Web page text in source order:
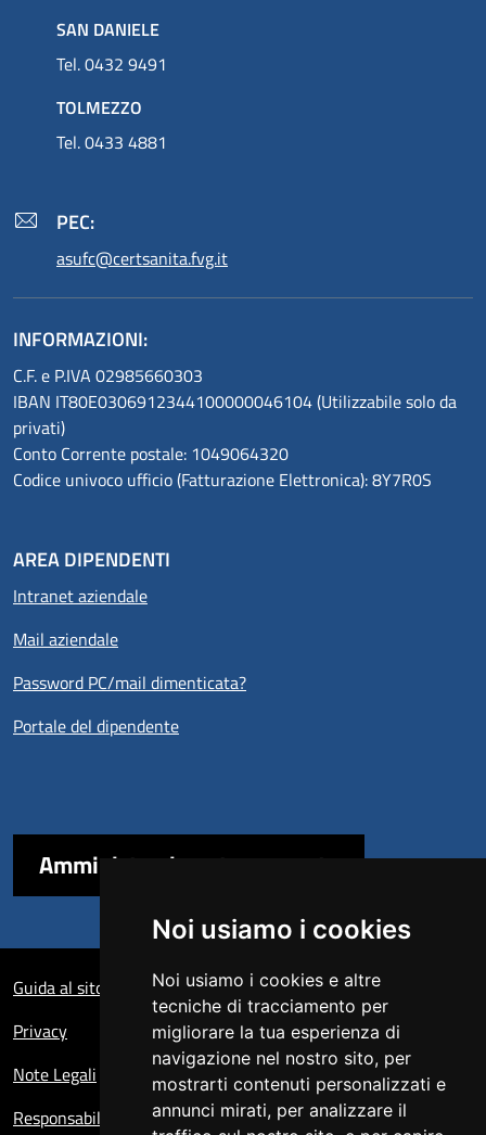
Noi usiamo i cookies
Noi usiamo i cookies e altre
tecniche di tracciamento per
migliorare la tua esperienza di
navigazione nel nostro sito, per
mostrarti contenuti personalizzati e
annunci mirati, per analizzare il
SAN DANIELE
Tel. 0432 9491
TOLMEZZO
Tel. 0433 4881
PEC:
asufc@certsanita.fvg.it
INFORMAZIONI:
C.F. e P.IVA 02985660303
IBAN IT80E0306912344100000046104 (Utilizzabile solo da
privati)
Conto Corrente postale: 1049064320
Codice univoco ufficio (Fatturazione Elettronica): 8Y7R0S
AREA DIPENDENTI
Intranet aziendale
Mail aziendale
Password PC/mail dimenticata?
Portale del dipendente
Amministrazione trasparente
Guida al sito
Privacy
Note Legali
Responsabile del sito